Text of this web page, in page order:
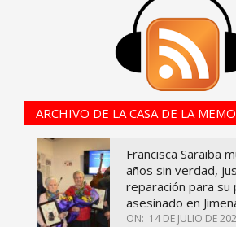
ARCHIVO DE LA CASA DE LA
Francisca Saraiba
años sin verdad,
reparación para su
asesinado en
ON: 14 DE JULIO DE